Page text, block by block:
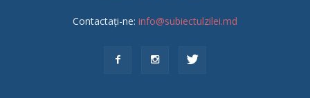
Contactați-ne: info@subiectulzilei.md